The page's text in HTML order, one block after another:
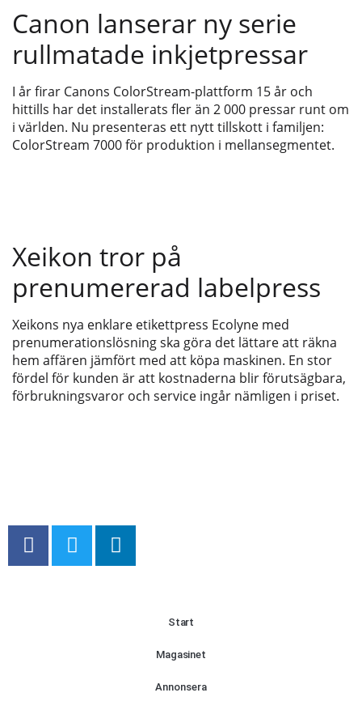
Canon lanserar ny serie
rullmatade inkjetpressar
I år firar Canons ColorStream-plattform 15 år och
hittills har det installerats fler än 2 000 pressar runt om
i världen. Nu presenteras ett nytt tillskott i familjen:
ColorStream 7000 för produktion i mellansegmentet.
Xeikon tror på
prenumererad labelpress
Xeikons nya enklare etikettpress Ecolyne med
prenumerationslösning ska göra det lättare att räkna
hem affären jämfört med att köpa maskinen. En stor
fördel för kunden är att kostnaderna blir förutsägbara,
förbrukningsvaror och service ingår nämligen i priset.
Start
Magasinet
Annonsera